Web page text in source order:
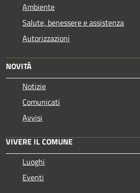
Ambiente
Salute, benessere e assistenza
Autorizzazioni
NOVITÀ
Notizie
Comunicati
Avvisi
VIVERE IL COMUNE
Luoghi
Eventi